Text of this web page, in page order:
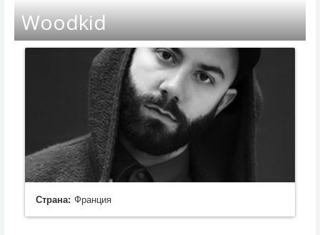
Woodkid
Страна: Франция